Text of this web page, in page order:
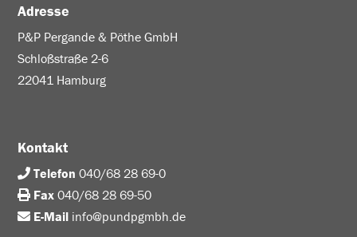
Adresse
P&P Pergande & Pöthe GmbH
Schloßstraße 2-6
22041 Hamburg
Kontakt
Telefon 040/68 28 69-0
Fax 040/68 28 69-50
E-Mail info@pundpgmbh.de